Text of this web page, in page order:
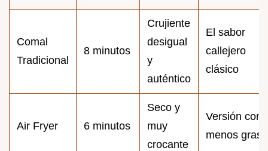
Comal
Tradicional
8 minutos
Crujiente
desigual
y
auténtico
El sabor
callejero
clásico
Air Fryer 6 minutos
Seco y
muy
crocante
Versión con
menos grasa